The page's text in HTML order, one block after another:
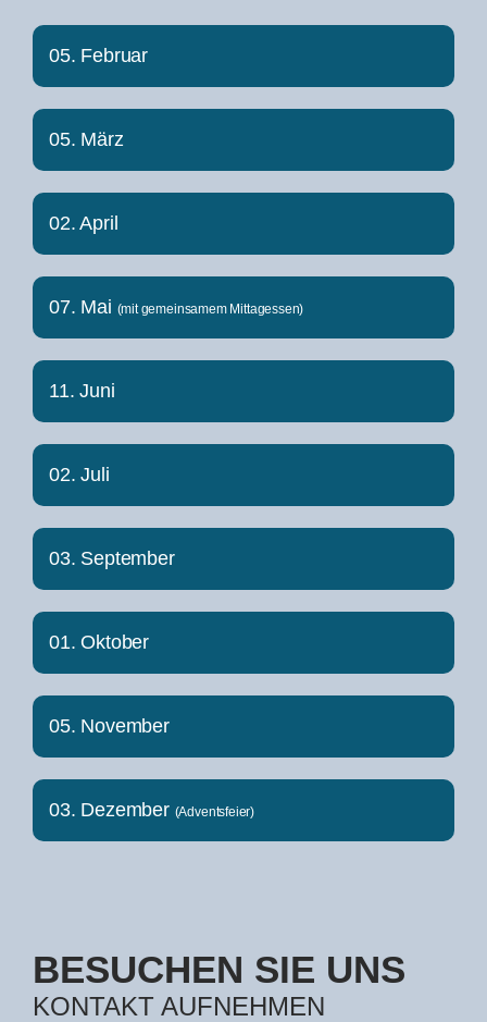
05. Februar
05. März
02. April
07. Mai (mit gemeinsamem Mittagessen)
11. Juni
02. Juli
03. September
01. Oktober
05. November
03. Dezember (Adventsfeier)
BESUCHEN SIE UNS
KONTAKT AUFNEHMEN